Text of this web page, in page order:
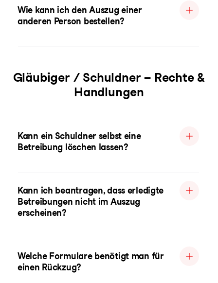
Wie kann ich den Auszug einer
anderen Person bestellen?
Gläubiger / Schuldner – Rechte &
Handlungen
Kann ein Schuldner selbst eine
Betreibung löschen lassen?
Kann ich beantragen, dass erledigte
Betreibungen nicht im Auszug
erscheinen?
Welche Formulare benötigt man für
einen Rückzug?